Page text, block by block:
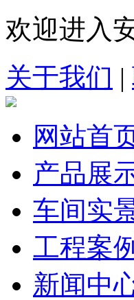
欢迎进入
关于我们 |
网站首
产品展
车间实
工程案例
新闻中